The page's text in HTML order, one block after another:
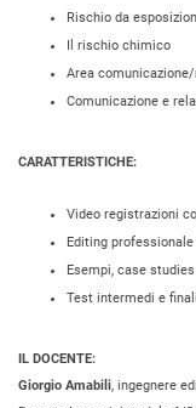
Rischio da
Il rischio chimico
Area
Comunicazione e
CARATTERISTICHE:
Video registrazioni
Editing
Esempi, case
Test intermedi e
IL DOCENTE:
Giorgio Amabili, ingegnere